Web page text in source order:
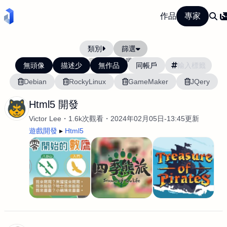
作品 專家
類別 篩選
當前排序: 活躍度
無頭像 描述少 無作品
同帳戶
Debian
RockyLinux GameMaker JQery
Html5 開發
Victor Lee 1.6k次觀看
2024年02月05日-13:45更新
遊戲開發
Html5